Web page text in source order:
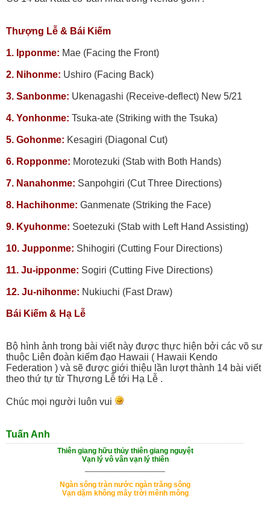
Thượng Lễ & Bái Kiếm
1. Ipponme: Mae (Facing the Front)
2. Nihonme: Ushiro (Facing Back)
3. Sanbonme: Ukenagashi (Receive-deflect) New 5/21
4. Yonhonme: Tsuka-ate (Striking with the Tsuka)
5. Gohonme: Kesagiri (Diagonal Cut)
6. Ropponme: Morotezuki (Stab with Both Hands)
7. Nanahonme: Sanpohgiri (Cut Three Directions)
8. Hachihonme: Ganmenate (Striking the Face)
9. Kyuhonme: Soetezuki (Stab with Left Hand Assisting)
10. Jupponme: Shihogiri (Cutting Four Directions)
11. Ju-ipponme: Sogiri (Cutting Five Directions)
12. Ju-nihonme: Nukiuchi (Fast Draw)
Bái Kiếm & Hạ Lễ
Bộ hình ảnh trong bài viết này được thực hiện bởi các võ sư
thuộc Liên đoàn kiếm đạo Hawaii ( Hawaii Kendo
Federation ) và sẽ được giới thiệu lần lượt thành 14 bài viết
theo thứ tự từ Thựơng Lễ tới Hạ Lễ .
Chúc mọi người luôn vui
Tuấn Anh
Thiên giang hữu thủy thiên giang nguyệt
Vạn lý vô vân vạn lý thiên
Ngàn sông tràn nước ngàn trăng sông
Vạn dặm không mây trời mênh mông